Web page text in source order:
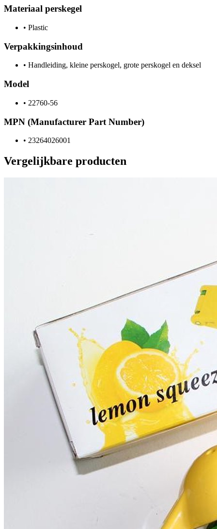
Materiaal perskegel
• Plastic
Verpakkingsinhoud
• Handleiding, kleine perskogel, grote perskogel en deksel
Model
• 22760-56
MPN (Manufacturer Part Number)
• 23264026001
Vergelijkbare producten